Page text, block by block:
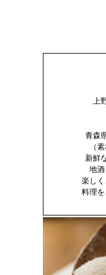
上
青森
（
新鮮
地酒
楽し
料理を